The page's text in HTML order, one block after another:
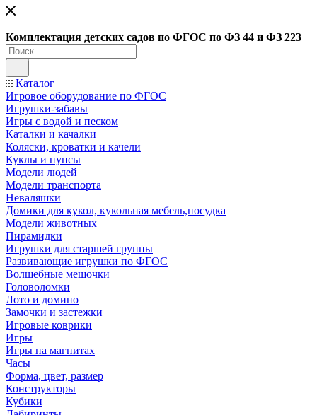
Комплектация детских садов по ФГОC по ФЗ 44 и ФЗ 223
Каталог
Игровое оборудование по ФГОС
Игрушки-забавы
Игры с водой и песком
Каталки и качалки
Коляски, кроватки и качели
Куклы и пупсы
Модели людей
Модели транспорта
Неваляшки
Домики для кукол, кукольная мебель,посудка
Модели животных
Пирамидки
Игрушки для старшей группы
Развивающие игрушки по ФГОС
Волшебные мешочки
Головоломки
Лото и домино
Замочки и застежки
Игровые коврики
Игры
Игры на магнитах
Часы
Форма, цвет, размер
Конструкторы
Кубики